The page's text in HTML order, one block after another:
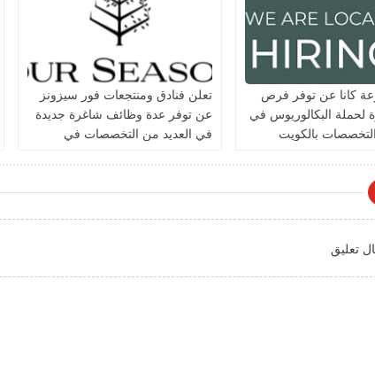
كانا عن توفر فرص
البكالوريوس في
بالكويت
تعلن فنادق ومنتجعات فور سيزونز‏
عن توفر عدة وظائف شاغرة جديدة
في العديد من التخصصات في
تعليق